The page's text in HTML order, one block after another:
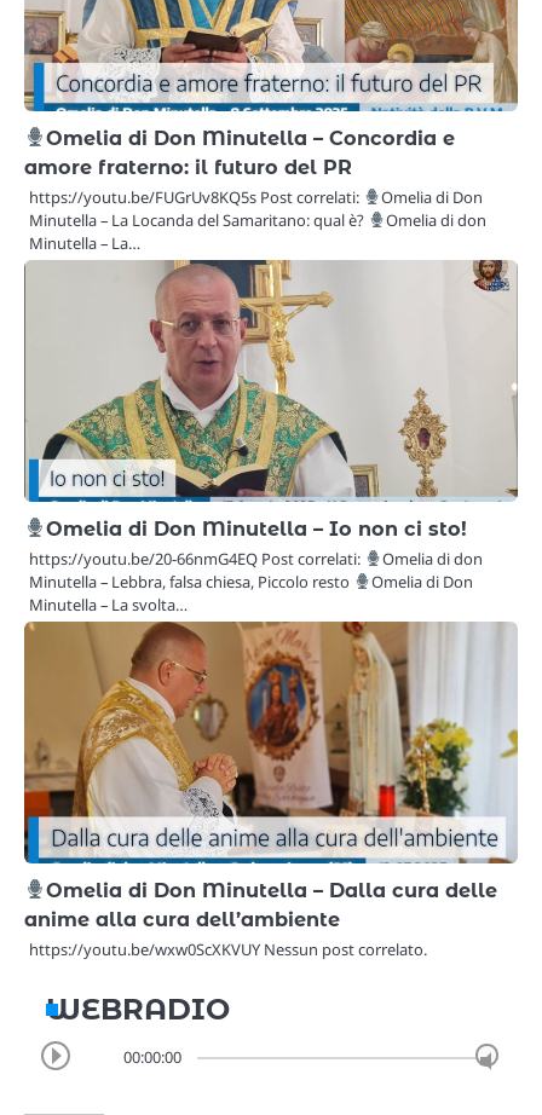
Omelia di Don Minutella – Concordia e
amore fraterno: il futuro del PR
https://youtu.be/FUGrUv8KQ5s Post correlati:
Omelia di Don
Minutella – La Locanda del Samaritano: qual è?
Omelia di don
Minutella – La…
Omelia di Don Minutella – Io non ci sto!
https://youtu.be/20-66nmG4EQ Post correlati:
Omelia di don
Minutella – Lebbra, falsa chiesa, Piccolo resto
Omelia di Don
Minutella – La svolta…
Omelia di Don Minutella – Dalla cura delle
anime alla cura dell’ambiente
https://youtu.be/wxw0ScXKVUY Nessun post correlato.
WEBRADIO
00:00:00